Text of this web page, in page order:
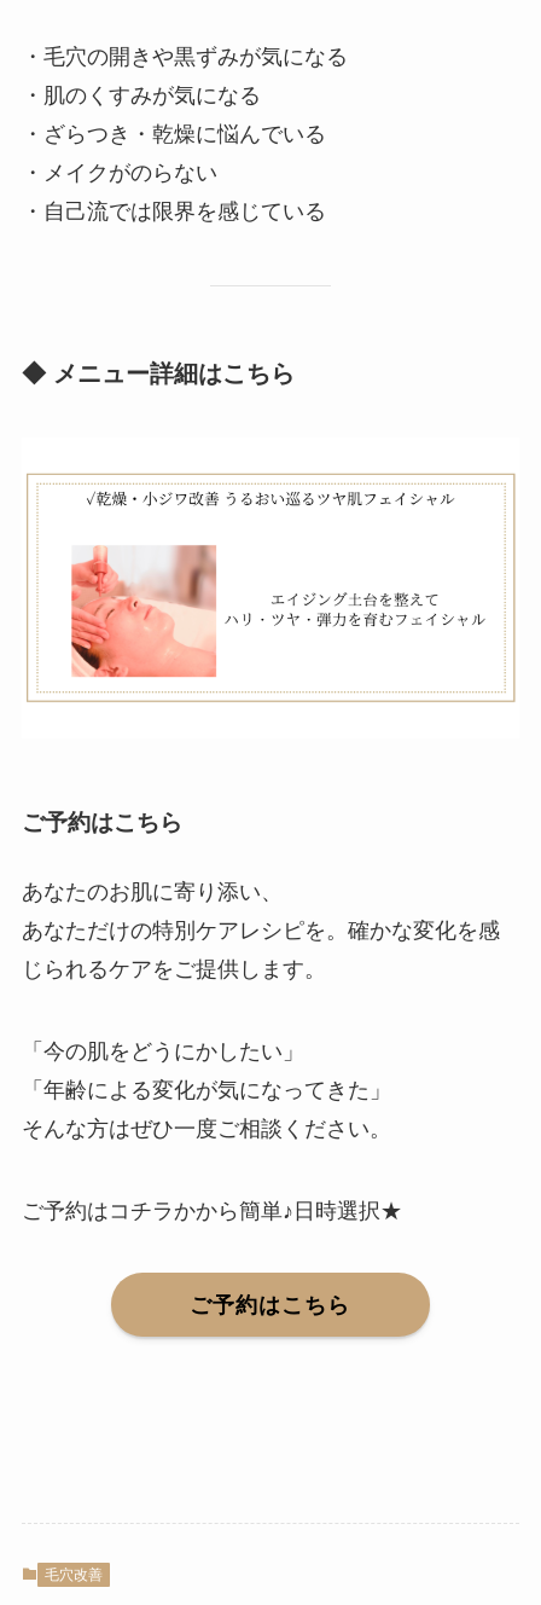
・毛穴の開きや黒ずみが気になる
・肌のくすみが気になる
・ざらつき・乾燥に悩んでいる
・メイクがのらない
・自己流では限界を感じている
◆ メニュー詳細はこちら
ご予約はこちら
あなたのお肌に寄り添い、
あなただけの特別ケアレシピを。確かな変化を感
じられるケアをご提供します。
「今の肌をどうにかしたい」
「年齢による変化が気になってきた」
そんな方はぜひ一度ご相談ください。
ご予約はコチラかから簡単♪日時選択★
ご予約はこちら
毛穴改善